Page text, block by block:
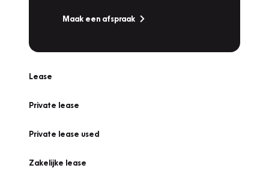
Maak een afspraak
Lease
Private lease
Private lease used
Zakelijke lease